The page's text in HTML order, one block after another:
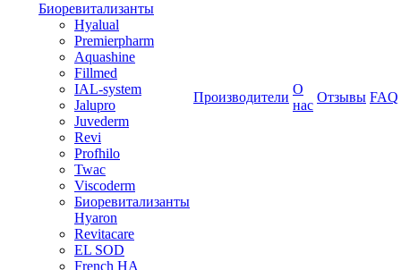
Биоревитализанты
Hyalual
Premierpharm
Aquashine
Fillmed
IAL-system
Jalupro
Juvederm
Revi
Profhilo
Twac
Viscoderm
Биоревитализанты
Hyaron
Revitacare
EL SOD
French HA
Производители
О
нас
Отзывы FAQ